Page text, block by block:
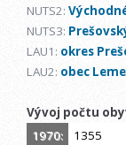
NUTS2:
NUTS3:
LAU1: okres
LAU2: obec
Vývoj počtu
1970:
1355